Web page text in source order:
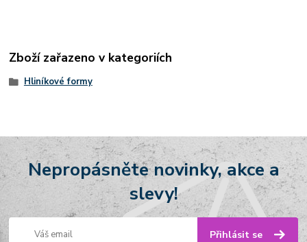
Zboží zařazeno v kategoriích
Hliníkové formy
Nepropásněte novinky, akce a
slevy!
Přihlásit se